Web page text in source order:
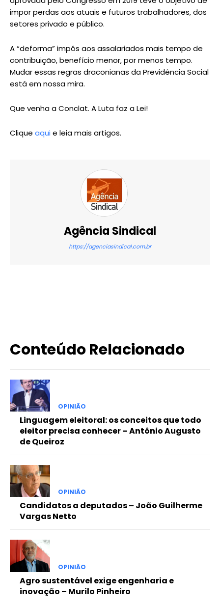
impor perdas aos atuais e futuros trabalhadores, dos
setores privado e público.
A “deforma” impôs aos assalariados mais tempo de
contribuição, benefício menor, por menos tempo.
Mudar essas regras draconianas da Previdência Social
está em nossa mira.
Que venha a Conclat. A Luta faz a Lei!
Clique aquie leia mais artigos.
Agência Sindical
https://agenciasindical.com.br
Conteúdo Relacionado
OPINIÃO
Linguagem eleitoral: os conceitos que todo
eleitor precisa conhecer – Antônio Augusto
de Queiroz
OPINIÃO
Candidatos a deputados – João Guilherme
Vargas Netto
OPINIÃO
Agro sustentável exige engenharia e
inovação – Murilo Pinheiro